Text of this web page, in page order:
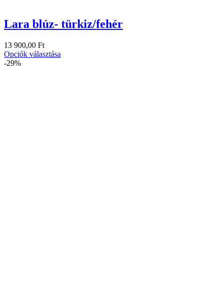
Lara blúz- türkiz/fehér
13 900,00 Ft
Opciók választása
-29%